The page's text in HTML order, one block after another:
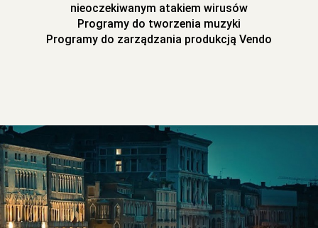
nieoczekiwanym atakiem wirusów
Programy do tworzenia muzyki
Programy do zarządzania produkcją Vendo